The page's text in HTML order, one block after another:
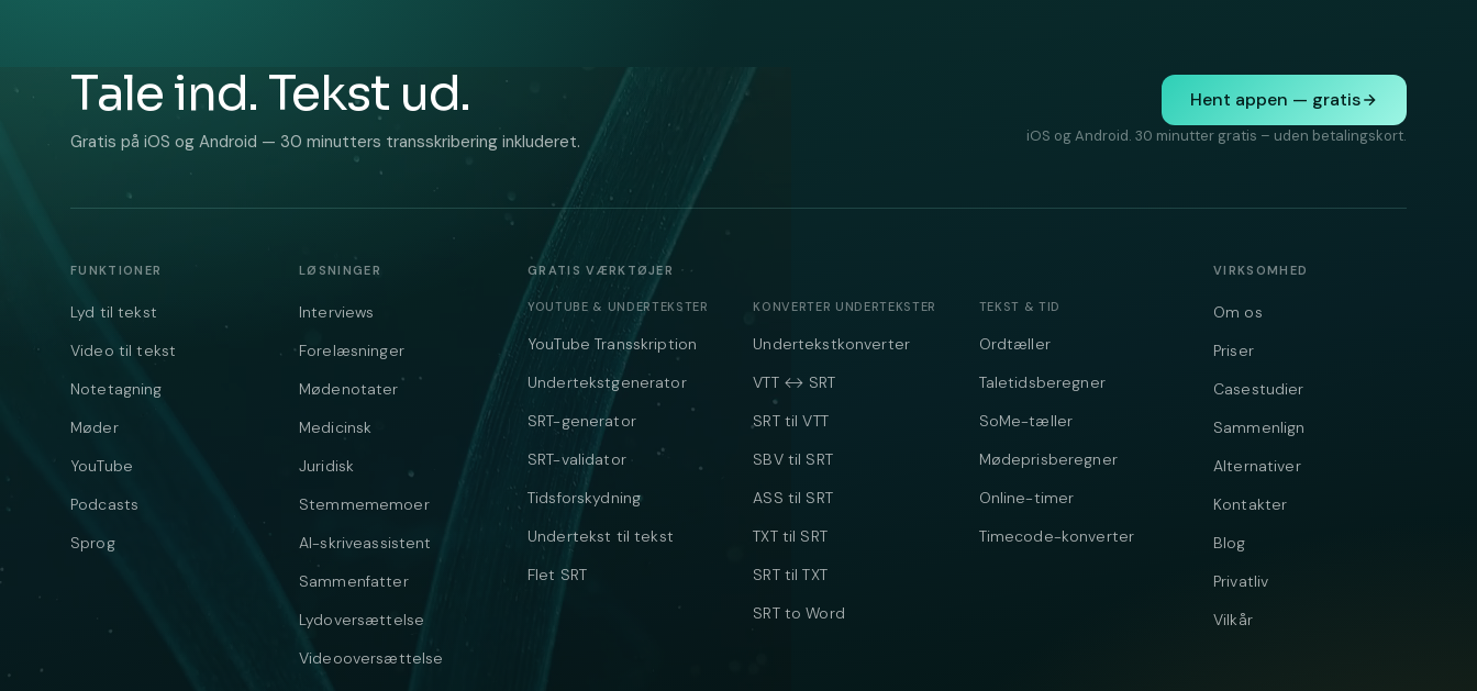
Tale ind. Tekst ud.
Gratis på iOS og Android — 30 minutters transskribering inkluderet.
Hent appen — gratis
iOS og Android. 30 minutter gratis – uden betalingskort.
FUNKTIONER
Lyd til tekst
Video til tekst
Notetagning
Møder
YouTube
Podcasts
Sprog
LØSNINGER
Interviews
Forelæsninger
Mødenotater
Medicinsk
Juridisk
Stemmememoer
AI-skriveassistent
Sammenfatter
Lydoversættelse
Videooversættelse
GRATIS VÆRKTØJER
YOUTUBE & UNDERTEKSTER
YouTube Transskription
Undertekstgenerator
SRT-generator
SRT-validator
Tidsforskydning
Undertekst til tekst
Flet SRT
KONVERTER UNDERTEKSTER
Undertekstkonverter
VTT ↔ SRT
SRT til VTT
SBV til SRT
ASS til SRT
TXT til SRT
SRT til TXT
SRT to Word
TEKST & TID
Ordtæller
Taletidsberegner
SoMe-tæller
Mødeprisberegner
Online-timer
Timecode-konverter
VIRKSOMHED
Om os
Priser
Casestudier
Sammenlign
Alternativer
Kontakter
Blog
Privatliv
Vilkår